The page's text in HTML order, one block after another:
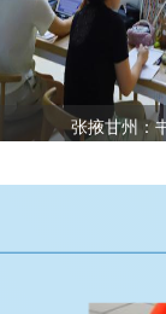
张掖甘州：